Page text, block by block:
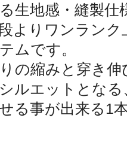
生地感・縫製仕
よりワンランク
ムです。
の縮みと穿き
ルエットとな
る事が出来る1